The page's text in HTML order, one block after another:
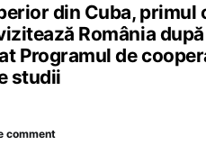
din Cuba, primul
România
Programul de
studii
comment